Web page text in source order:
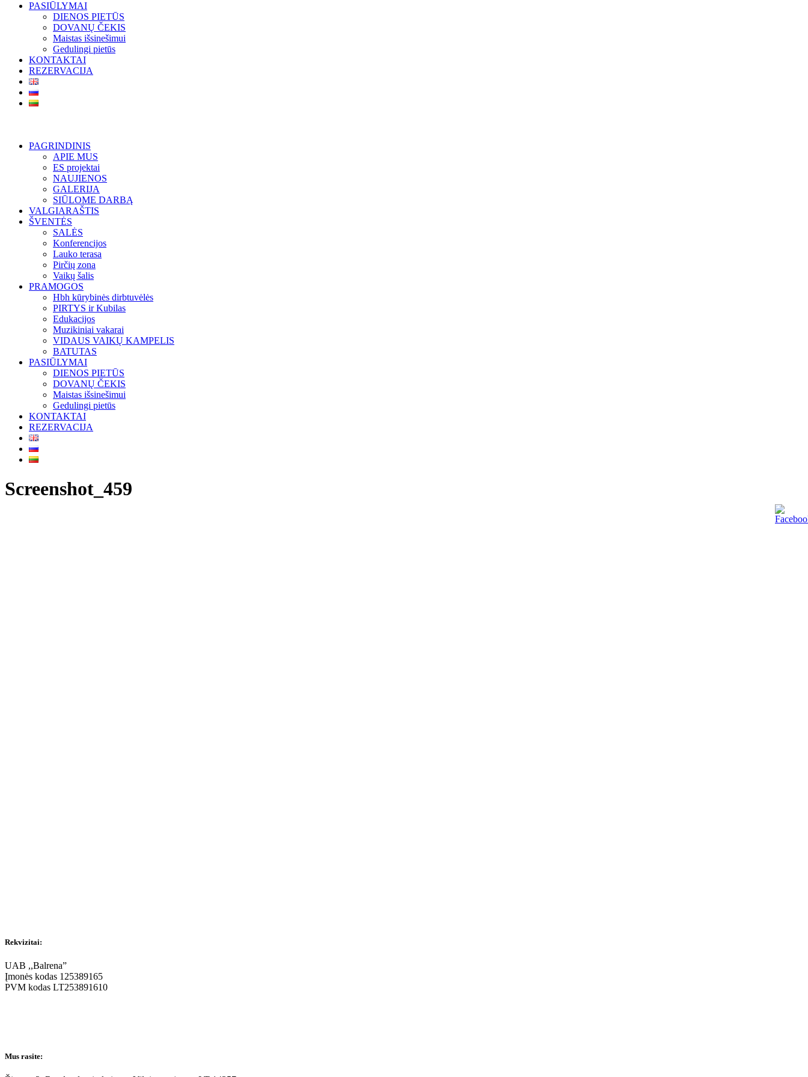
PASIŪLYMAI
DIENOS PIETŪS
DOVANŲ ČEKIS
Maistas išsinešimui
Gedulingi pietūs
KONTAKTAI
REZERVACIJA
PAGRINDINIS
APIE MUS
ES projektai
NAUJIENOS
GALERIJA
SIŪLOME DARBĄ
VALGIARAŠTIS
ŠVENTĖS
SALĖS
Konferencijos
Lauko terasa
Pirčių zona
Vaikų šalis
PRAMOGOS
Hbh kūrybinės dirbtuvėlės
PIRTYS ir Kubilas
Edukacijos
Muzikiniai vakarai
VIDAUS VAIKŲ KAMPELIS
BATUTAS
PASIŪLYMAI
DIENOS PIETŪS
DOVANŲ ČEKIS
Maistas išsinešimui
Gedulingi pietūs
KONTAKTAI
REZERVACIJA
Screenshot_459
Rekvizitai:
UAB ,,Balrena”
Įmonės kodas 125389165
PVM kodas LT253891610
Mus rasite: